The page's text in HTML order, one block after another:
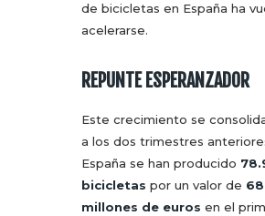
de bicicletas en España ha
acelerarse.
REPUNTE ESPERANZADOR
Este crecimiento se
a los dos trimestres
España se han producido
bicicletas por un valor de
millones de euros en el